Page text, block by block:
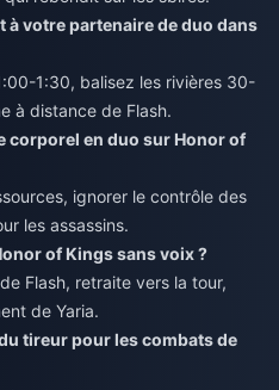
votre partenaire de duo dans
1:30, balisez les rivières 30-
à distance de Flash.
corporel en duo sur Honor of
ignorer le contrôle des
les assassins.
of Kings sans voix ?
Flash, retraite vers la tour,
de Yaria.
tireur pour les combats de